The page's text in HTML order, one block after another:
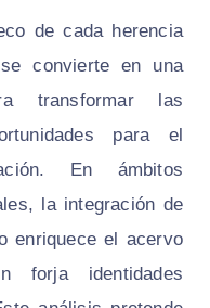
de cada herencia
convierte en una
transformar las
para el
En ámbitos
la integración de
enriquece el acervo
forja identidades